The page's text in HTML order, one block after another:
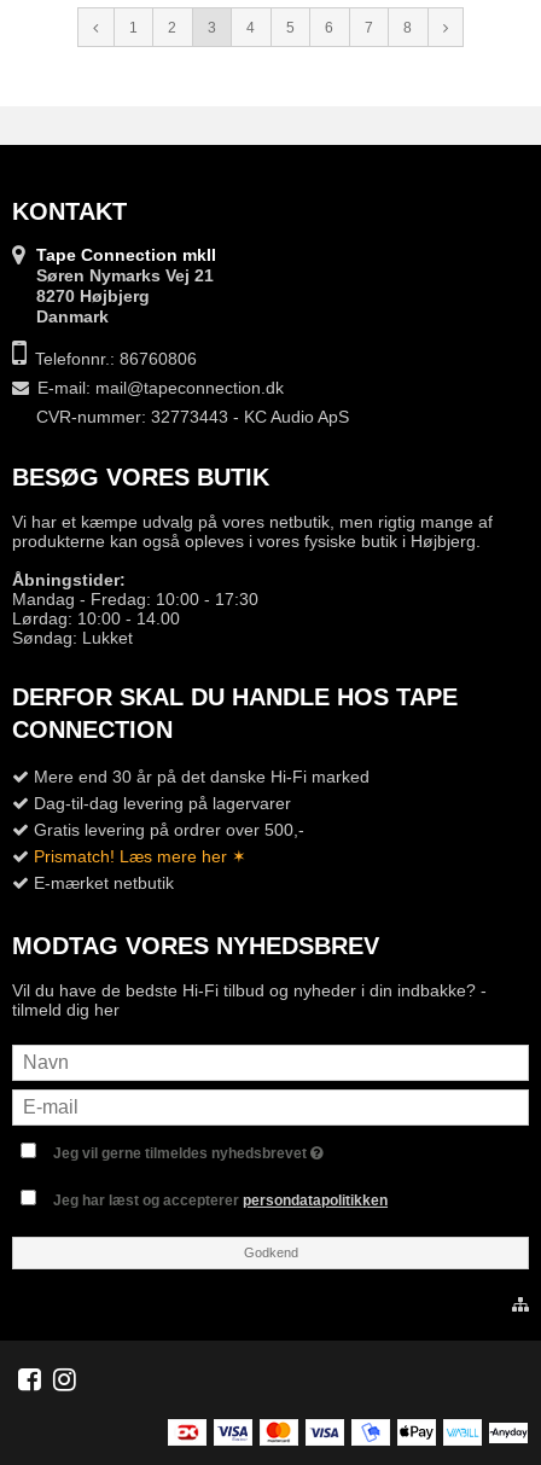
1 2 3 4 5 6 7 8
KONTAKT
Tape Connection mkII
Søren Nymarks Vej 21
8270 Højbjerg
Danmark
Telefonnr.: 86760806
E-mail: mail@tapeconnection.dk
CVR-nummer: 32773443 - KC Audio ApS
BESØG VORES BUTIK
Vi har et kæmpe udvalg på vores netbutik, men rigtig mange af
produkterne kan også opleves i vores fysiske butik i Højbjerg.
Åbningstider:
Mandag - Fredag: 10:00 - 17:30
Lørdag: 10:00 - 14.00
Søndag: Lukket
DERFOR SKAL DU HANDLE HOS TAPE
CONNECTION
Mere end 30 år på det danske Hi-Fi marked
Dag-til-dag levering på lagervarer
Gratis levering på ordrer over 500,-
Prismatch! Læs mere her ✶
E-mærket netbutik
MODTAG VORES NYHEDSBREV
Vil du have de bedste Hi-Fi tilbud og nyheder i din indbakke? -
tilmeld dig her
Jeg vil gerne tilmeldes nyhedsbrevet
Jeg har læst og acceptererpersondatapolitikken
Godkend